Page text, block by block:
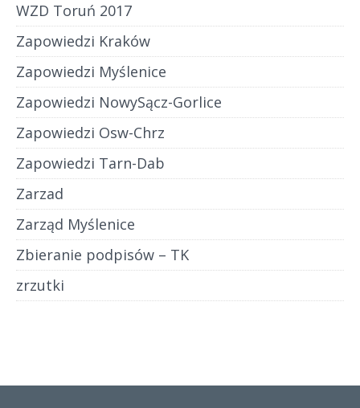
WZD Toruń 2017
Zapowiedzi Kraków
Zapowiedzi Myślenice
Zapowiedzi NowySącz-Gorlice
Zapowiedzi Osw-Chrz
Zapowiedzi Tarn-Dab
Zarzad
Zarząd Myślenice
Zbieranie podpisów – TK
zrzutki